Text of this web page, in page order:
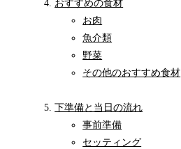
おすすめの食材
お肉
魚介類
野菜
その他のおすすめ食材
下準備と当日の流れ
事前準備
セッティング